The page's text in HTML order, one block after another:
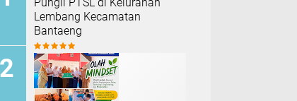
Lembang Kecamatan
Bantaeng